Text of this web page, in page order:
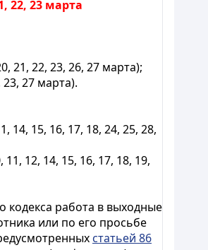
22, 23 марта
21, 22, 23, 26, 27 марта);
23, 27 марта).
14, 15, 16, 17, 18, 24, 25, 28,
11, 12, 14, 15, 16, 17, 18, 19,
кодекса работа в выходные
или по его просьбе
статьей 86